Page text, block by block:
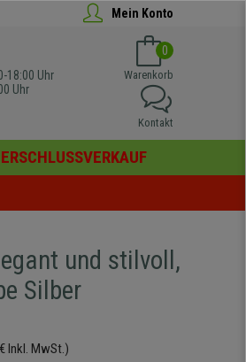
Mein Konto
18:00 Uhr
Uhr
0
Warenkorb
Kontakt
und stilvoll,
Silber
Inkl. MwSt.)